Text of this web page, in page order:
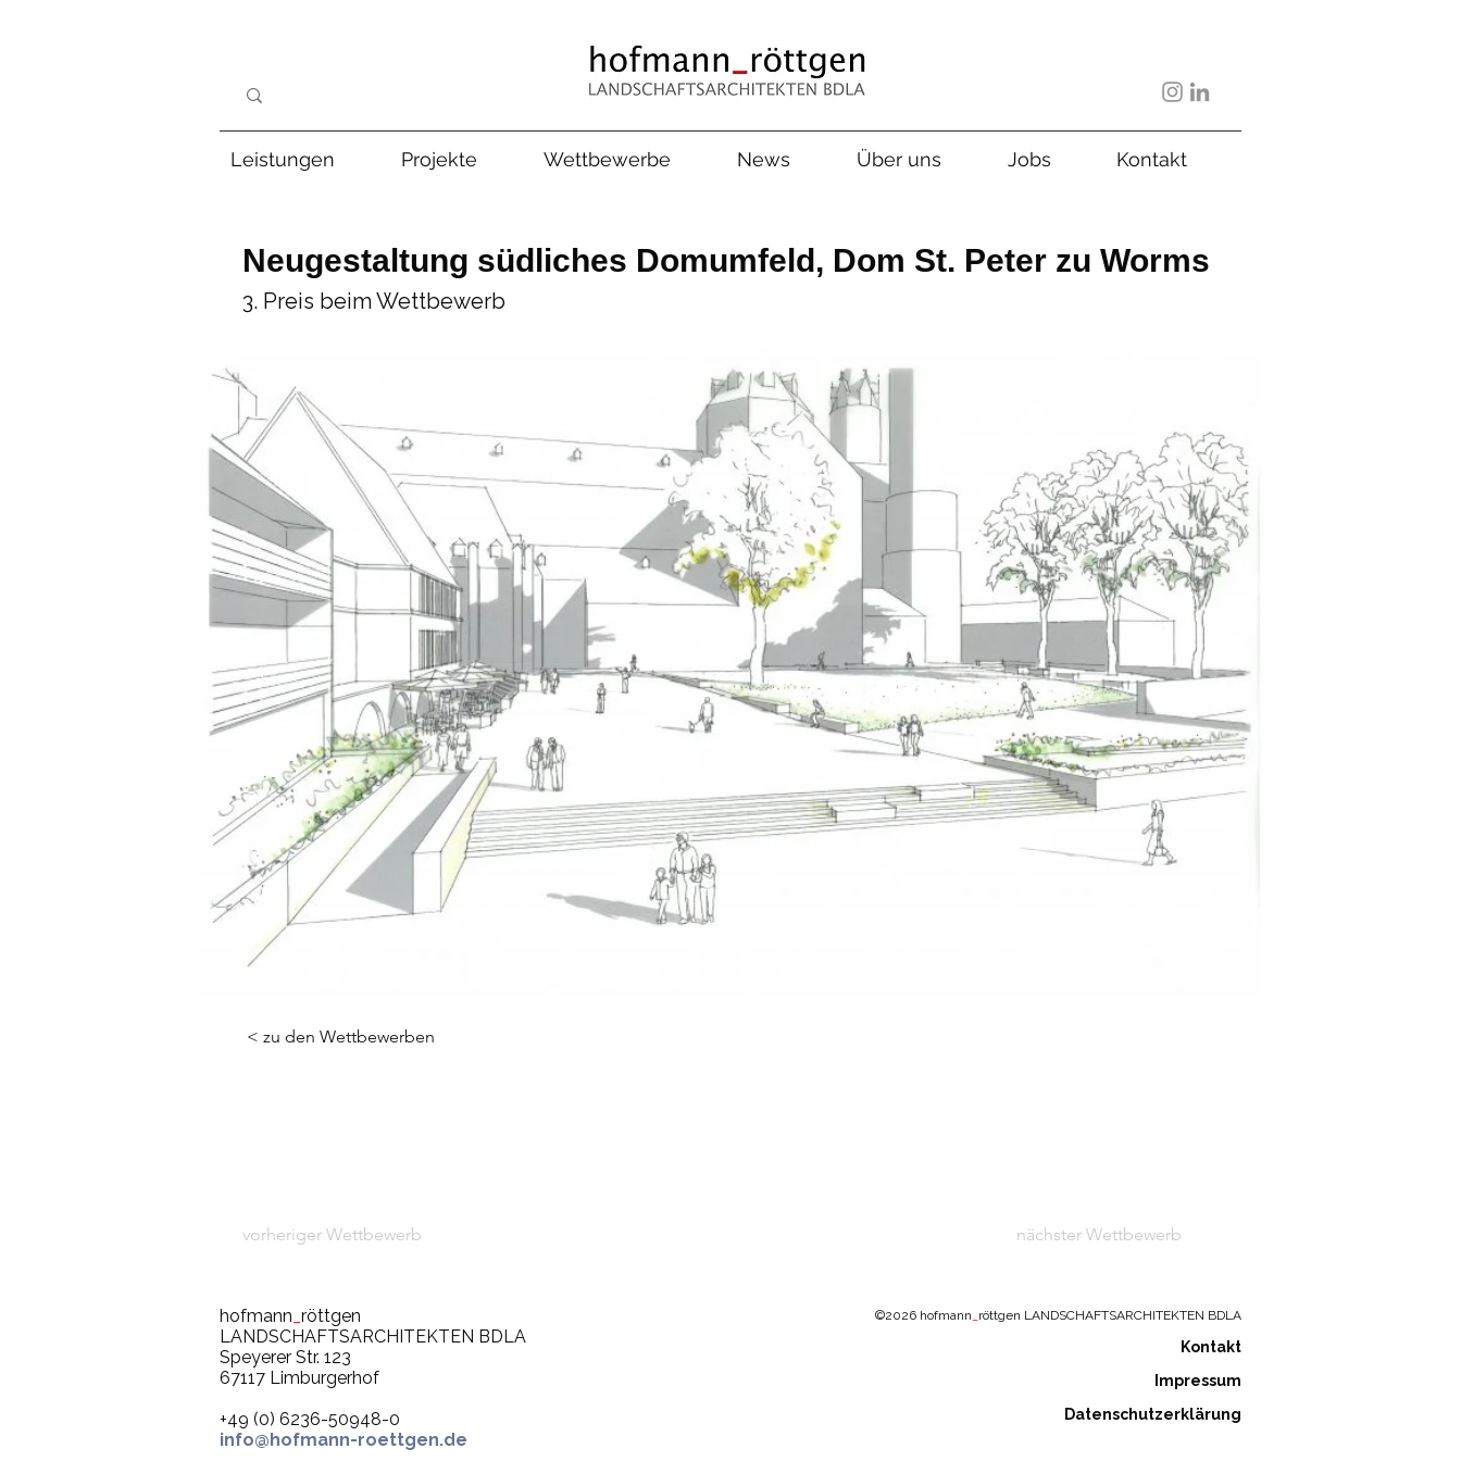
Leistungen Projekte Wettbewerbe News Über uns Jobs Kontakt
Neugestaltung südliches Domumfeld, Dom St. Peter zu Worms
3. Preis beim Wettbewerb
< zu den Wettbewerben
vorheriger Wettbewerb nächster Wettbewerb
hofmann röttgen
LANDSCHAFTSARCHITEKTEN BDLA
Speyerer Str. 123
67117 Limburgerhof
+49 (0) 6236-50948-0
info@hofmann-roettgen.de
©2026 hofmann röttgen LANDSCHAFTSARCHITEKTEN BDLA
Kontakt
Impressum
Datenschutzerklärung